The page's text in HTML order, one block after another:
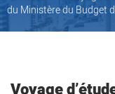
du Ministère du Budget
Voyage